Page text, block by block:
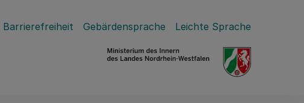
Barrierefreiheit Gebärdensprache Leichte Sprache